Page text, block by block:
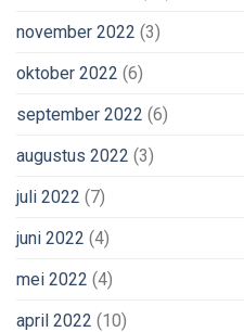
november 2022 (3)
oktober 2022 (6)
september 2022 (6)
augustus 2022 (3)
juli 2022 (7)
juni 2022 (4)
mei 2022 (4)
april 2022 (10)